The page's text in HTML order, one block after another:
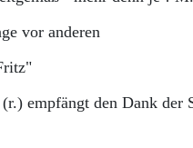
vor anderen
empfängt den Dank der